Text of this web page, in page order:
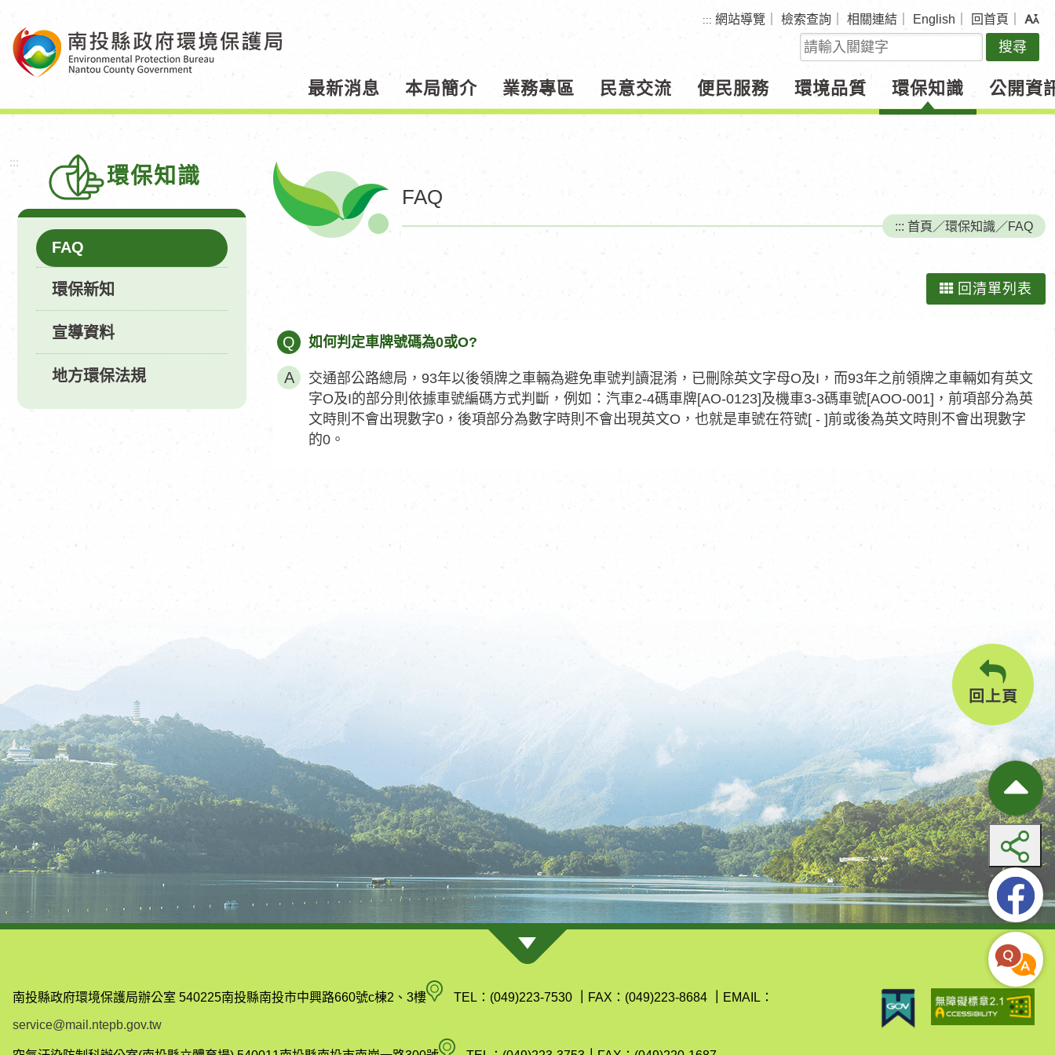
主
容
塊
::: 網站導覽 檢索查詢 相關連結 English 回首頁
關
鍵
字
查
詢
最新消息 本局簡介 業務專區 民意交流 便民服務 環境品質 環保知識 公開資
:::
環保知識
FAQ
環保新知
宣導資料
地方環保法規
FAQ
::: 首頁 ／環保知識／FAQ
回清單列表
Q 如何判定車牌號碼為0或O?
交通部公路總局，93年以後領牌之車輛為避免車號判讀混淆，已刪除英文字母O及I，而93年之前領牌之車輛如有英文
字O及I的部分則依據車號編碼方式判斷，例如：汽車2-4碼車牌[AO-0123]及機車3-3碼車號[AOO-001]，前項部分為英
文時則不會出現數字0，後項部分為數字時則不會出現英文O，也就是車號在符號[ - ]前或後為英文時則不會出現數字
的0。
回上頁
南投縣政府環境保護局辦公室 540225南投縣南投市中興路660號c棟2、3樓南
縣
TEL：(049)223-7530 FAX：(049)223-8684 EMAIL：
service@mail.ntepb.gov.tw
空